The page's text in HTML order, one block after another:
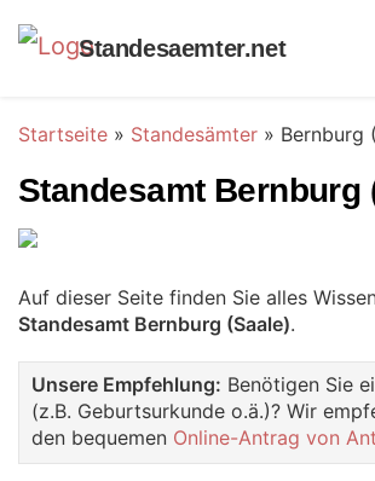
Standesaemter.net
Startseite » Standesämter » Bernburg
Standesamt Bernburg
Auf dieser Seite finden Sie alles
Standesamt Bernburg (Saale).
Unsere Empfehlung: Benötigen Sie
(z.B. Geburtsurkunde o.ä.)? Wir
den bequemen Online-Antrag von